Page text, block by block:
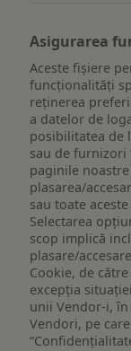
Asigurarea
Aceste fișiere
funcționalități
reţinerea
a datelor de
posibilitatea de
sau de furnizori
paginile
plasarea/
sau toate
Selectarea
scop implică
plasare/
Cookie, de
excepția
unii Vendor-i,
Vendori, pe